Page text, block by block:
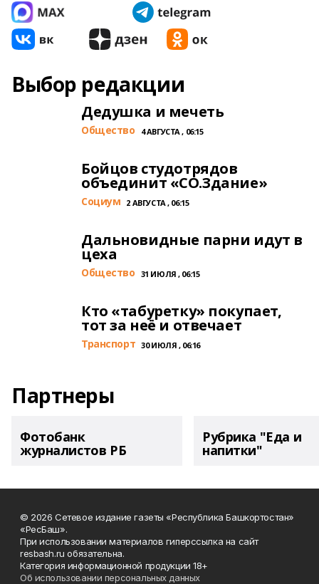
Выбор редакции
Дедушка и мечеть
Общество 4 АВГУСТА , 06:15
Бойцов студотрядов
объединит «СО.Здание»
Cоциум 2 АВГУСТА , 06:15
Дальновидные парни идут в
цеха
Общество 31 ИЮЛЯ , 06:15
Кто «табуретку» покупает,
тот за неё и отвечает
Транспорт 30 ИЮЛЯ , 06:16
Партнеры
Фотобанк
журналистов РБ
Рубрика "Еда и
напитки"
© 2026 Сетевое издание газеты «Республика Башкортостан»
«РесБаш».
При использовании материалов гиперссылка на сайт
resbash.ru обязательна.
Категория информационной продукции 18+
Об использовании персональных данных